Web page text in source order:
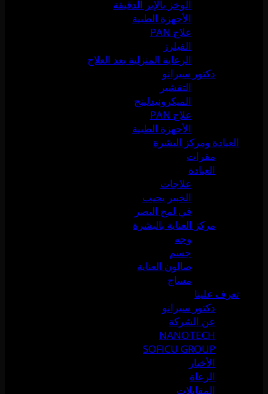
الوخز بالإبر الدقيقة
الأجهزة الطبية
علاج PAN
الفيلرز
الرعاية المنزلية بعد العلاج
دكتور سيرانو
التقشير
الميكرونيدلينج
علاج PAN
الأجهزة الطبية
العيادة ومركز البشرة
مقرات
العيادة
علاجات
الخبير يجيب
في لمح البصر
مركز العناية بالبشرة
وجه
جسم
صالون العناية
مساج
تعرف علينا
دكتور سيرانو
عن الشركة
NANOTECH
SOFICU GROUP
الأخبار
الرعاة
المقابلات